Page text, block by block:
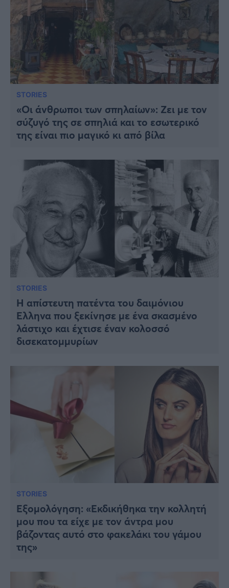
STORIES
«Οι άνθρωποι των σπηλαίων»: Ζει με τον
σύζυγό της σε σπηλιά και το εσωτερικό
της είναι πιο μαγικό κι από βίλα
STORIES
Η απίστευτη πατέντα του δαιμόνιoυ
Έλληνα που ξεκίνησε με ένα σκασμένο
λάστιχο και έχτισε έναν κολοσσό
δισεκατομμυρίων
STORIES
Εξομολόγηση: «Εκδικήθηκα την κολλητή
μου που τα είχε με τον άντρα μου
βάζοντας αυτό στο φακελάκι του γάμου
της»